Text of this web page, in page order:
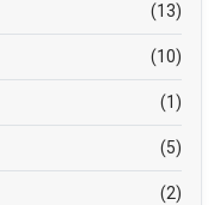
(13)
(10)
(1)
(5)
(2)